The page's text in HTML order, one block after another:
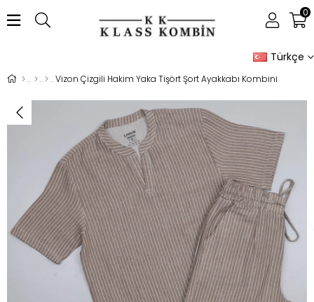
Türkçe
0
Vizon Çizgili Hakim Yaka Tişört Şort Ayakkabı Kombini